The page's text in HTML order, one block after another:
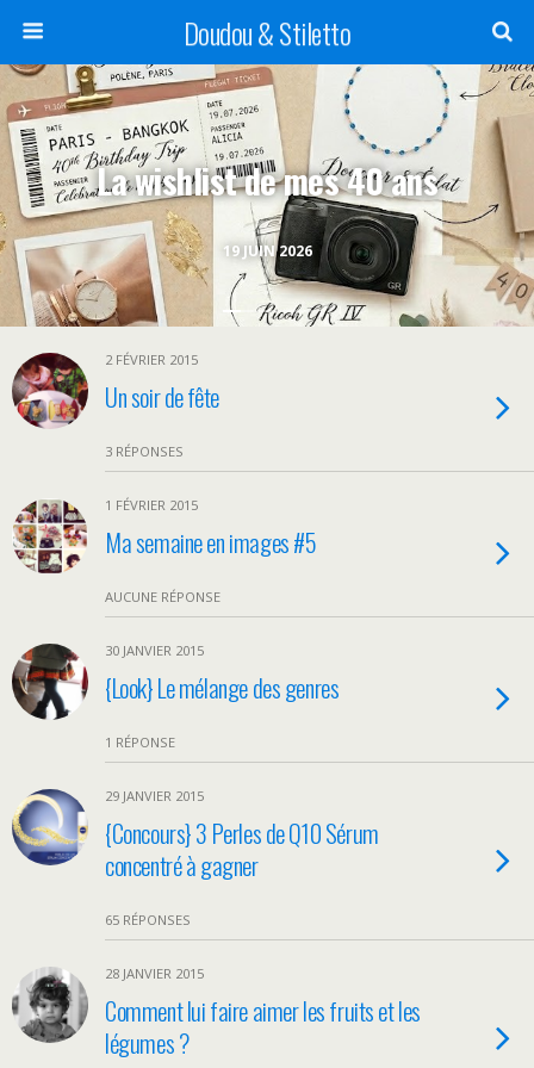
Doudou & Stiletto
19 JUIN 2026
La wishlist de mes 40 ans
2 FÉVRIER 2015
Un soir de fête
3 RÉPONSES
1 FÉVRIER 2015
Ma semaine en images #5
AUCUNE RÉPONSE
30 JANVIER 2015
{Look} Le mélange des genres
1 RÉPONSE
29 JANVIER 2015
{Concours} 3 Perles de Q10 Sérum
concentré à gagner
65 RÉPONSES
28 JANVIER 2015
Comment lui faire aimer les fruits et les
légumes ?